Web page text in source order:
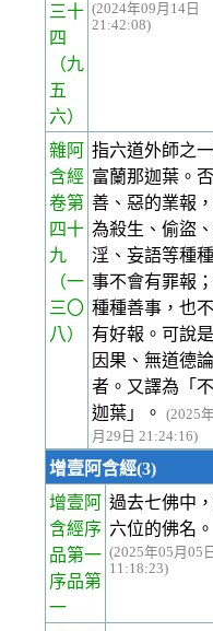
三十
四
（九
五
六）
(2024年09月14日
21:42:08)
雜阿
含經
卷第
四十
九
（一
三〇
八）
指六道外師之
富蘭那迦葉。
善、惡的業報
為殺生、偷盜
淫、妄語等種
事不會有罪報
種種善事，也
有好報。可說
因果、無道德論
者。又譯為「
迦葉」。
(2025
月29日 21:24:16)
增壹阿含經(3)
增壹阿
含經序
品第一
序品第
一
過去七佛中
六位的佛名。
(2025年05月05日
11:18:23)